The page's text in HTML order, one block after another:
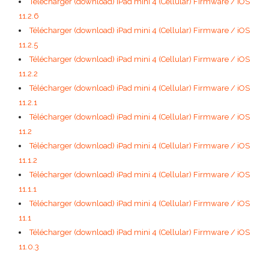
11.2.6
Télécharger (download) iPad mini 4 (Cellular) Firmware / iOS
11.2.5
Télécharger (download) iPad mini 4 (Cellular) Firmware / iOS
11.2.2
Télécharger (download) iPad mini 4 (Cellular) Firmware / iOS
11.2.1
Télécharger (download) iPad mini 4 (Cellular) Firmware / iOS
11.2
Télécharger (download) iPad mini 4 (Cellular) Firmware / iOS
11.1.2
Télécharger (download) iPad mini 4 (Cellular) Firmware / iOS
11.1.1
Télécharger (download) iPad mini 4 (Cellular) Firmware / iOS
11.1
Télécharger (download) iPad mini 4 (Cellular) Firmware / iOS
11.0.3